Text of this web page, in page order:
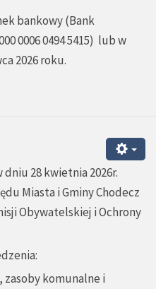
bankowy (Bank
0006 0494 5415) lub w
2026 roku.
28 kwietnia 2026r.
Miasta i Gminy Chodecz
Obywatelskiej i Ochrony
zasoby komunalne i